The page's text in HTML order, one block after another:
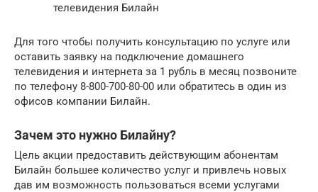
телевидения Билайн
Для того чтобы получить консультацию по услуге или
оставить заявку на подключение домашнего
телевидения и интернета за 1 рубль в месяц позвоните
по телефону 8-800-700-80-00 или обратитесь в один из
офисов компании Билайн.
Зачем это нужно Билайну?
Цель акции предоставить действующим абонентам
Билайн большее количество услуг и привлечь новых
дав им возможность пользоваться всеми услугами